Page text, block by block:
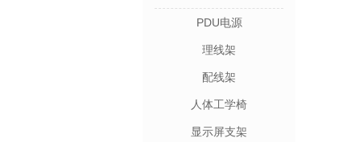
PDU电源
理线架
配线架
人体工学椅
显示屏支架